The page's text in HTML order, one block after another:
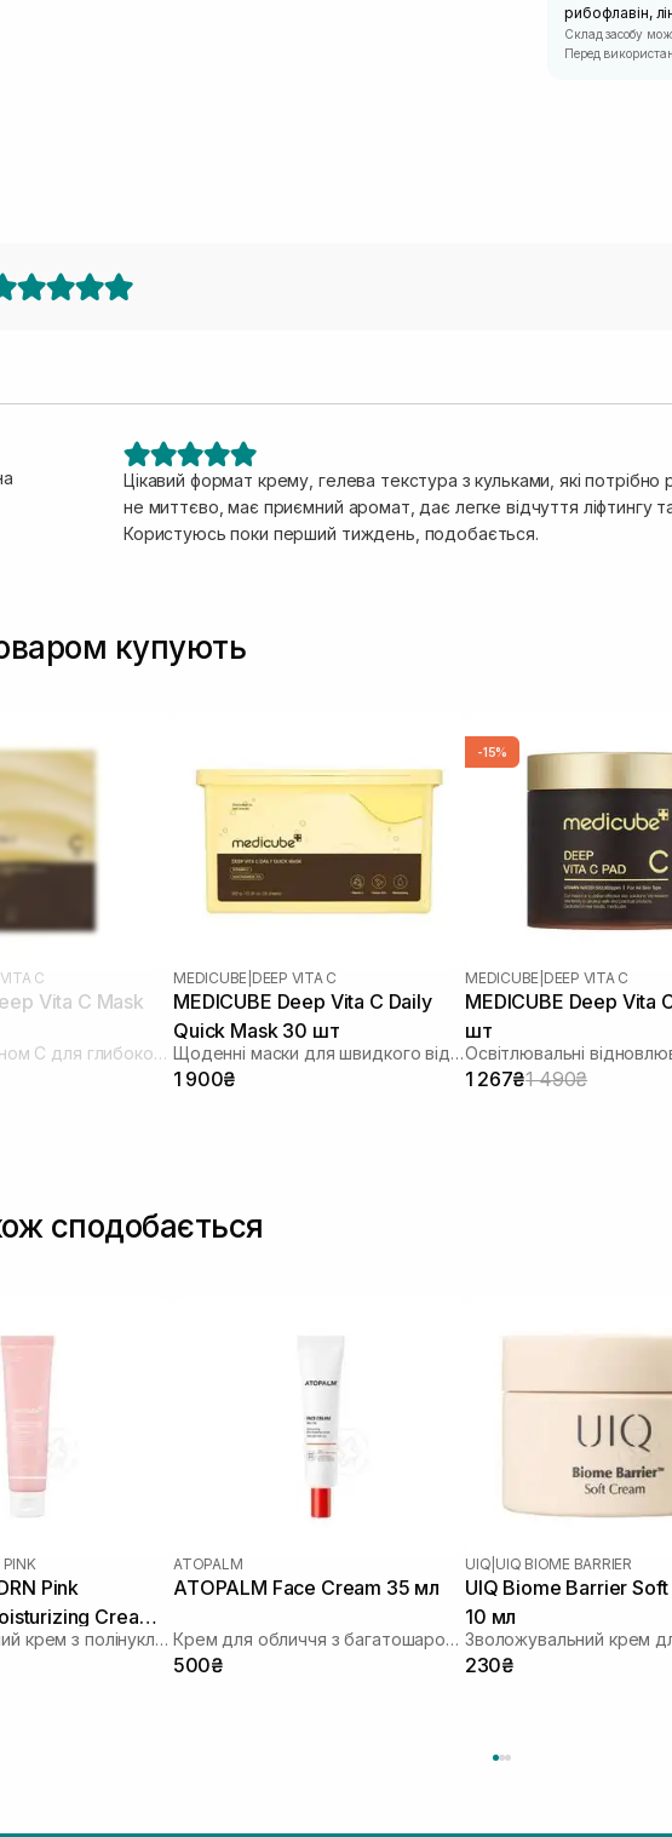
рибофлавін,
Склад засобу
Перед
Цікавий формат крему, гелева текстура з кульками, які
не миттєво, має приємний аромат, дає легке відчуття ліфтингу
Користуюсь поки перший тиждень, подобається.
купують
C
Vita C Mask
Маска з вітаміном С для глибокого відновлення та освітлення шкіри
MEDICUBE DEEP VITA C
MEDICUBE Deep Vita C Daily
Quick Mask 30 шт
Щоденні маски для швидкого відновлення
1 900₴
-15%
MEDICUBE DEEP VITA C
MEDICUBE Deep Vita
шт
1 267₴1 490₴
сподобається
PINK
Pink
Cream
Зволожувальний крем з полінуклеотидами та гіалуроновою кислотою
ATOPALM
ATOPALM Face Cream 35 мл
Крем для обличчя з багатошаровою емульсією
500₴
UIQ UIQ BIOME BARRIER
UIQ Biome Barrier
10 мл
230₴